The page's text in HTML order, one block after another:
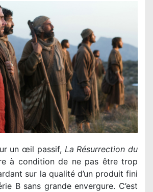
un œil passif, La Résurrection du
à condition de ne pas être trop
sur la qualité d’un produit fini
B sans grande envergure. C’est